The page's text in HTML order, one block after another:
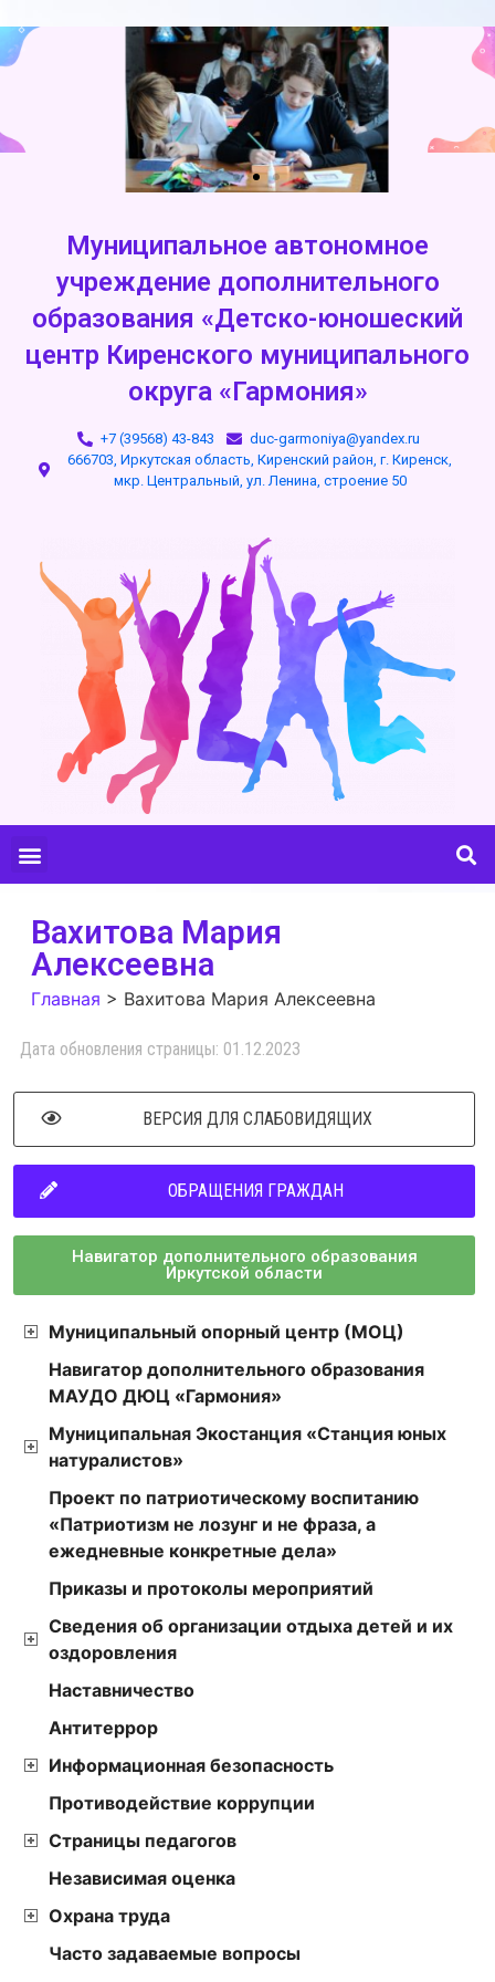
Муниципальное автономное
учреждение дополнительного
образования «Детско-юношеский
центр Киренского муниципального
округа «Гармония»
+7 (39568) 43-843
duc-garmoniya@yandex.ru
666703, Иркутская область, Киренский район, г. Киренск,
мкр. Центральный, ул. Ленина, строение 50
Вахитова Мария
Алексеевна
Главная > Вахитова Мария Алексеевна
Дата обновления страницы: 01.12.2023
ВЕРСИЯ ДЛЯ СЛАБОВИДЯЩИХ
ОБРАЩЕНИЯ ГРАЖДАН
Навигатор дополнительного образования
Иркутской области
Муниципальный опорный центр (МОЦ)
Навигатор дополнительного образования
МАУДО ДЮЦ «Гармония»
Муниципальная Экостанция «Станция юных
натуралистов»
Проект по патриотическому воспитанию
«Патриотизм не лозунг и не фраза, а
ежедневные конкретные дела»
Приказы и протоколы мероприятий
Сведения об организации отдыха детей и их
оздоровления
Наставничество
Антитеррор
Информационная безопасность
Противодействие коррупции
Страницы педагогов
Независимая оценка
Охрана труда
Часто задаваемые вопросы